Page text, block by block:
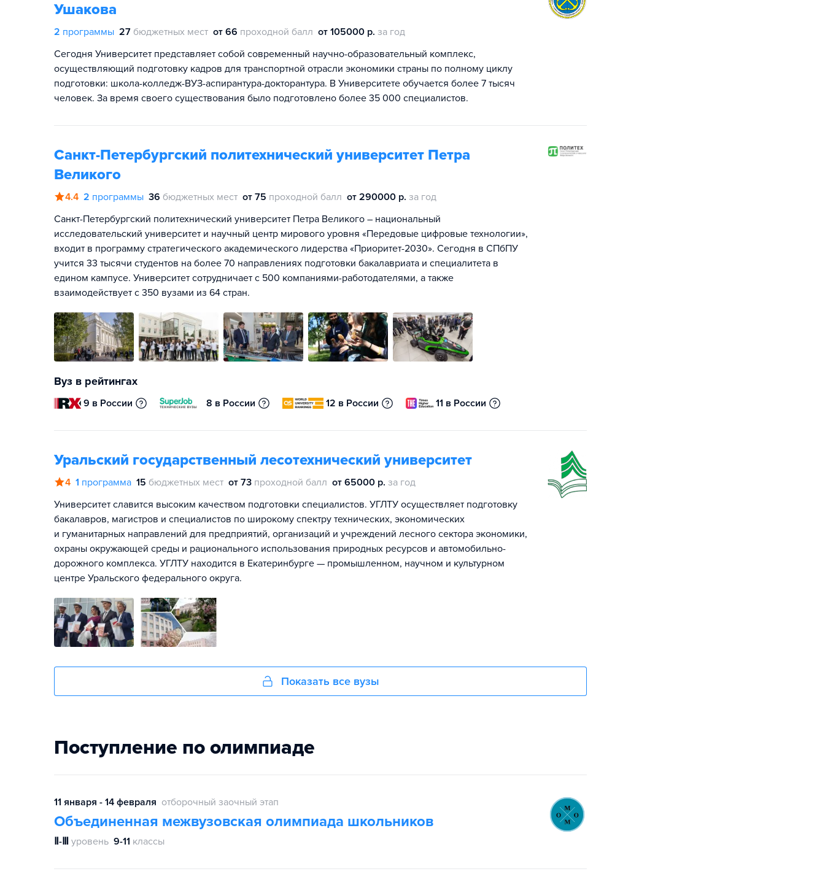
Ушакова
2 программы 27 бюджетных мест от 66 проходной балл от 105000 р. за год
Сегодня Университет представляет собой современный научно-образовательный комплекс,
осуществляющий подготовку кадров для транспортной отрасли экономики страны по полному циклу
подготовки: школа-колледж-ВУЗ-аспирантура-докторантура. В Университете обучается более 7 тысяч
человек. За время своего существования было подготовлено более 35 000 специалистов.
Санкт-Петербургский политехнический университет Петра
Великого
4.4 2 программы 36 бюджетных мест от 75 проходной балл от 290000 р. за год
Санкт-Петербургский политехнический университет Петра Великого – национальный
исследовательский университет и научный центр мирового уровня «Передовые цифровые технологии»,
входит в программу стратегического академического лидерства «Приоритет-2030». Сегодня в СПбПУ
учится 33 тысячи студентов на более 70 направлениях подготовки бакалавриата и специалитета в
едином кампусе. Университет сотрудничает с 500 компаниями-работодателями, а также
взаимодействует с 350 вузами из 64 стран.
Вуз в рейтингах
9 в России 8 в России 12 в России 11 в России
Уральский государственный лесотехнический университет
4 1 программа 15 бюджетных мест от 73 проходной балл от 65000 р. за год
Университет славится высоким качеством подготовки специалистов. УГЛТУ осуществляет подготовку
бакалавров, магистров и специалистов по широкому спектру технических, экономических
и гуманитарных направлений для предприятий, организаций и учреждений лесного сектора экономики,
охраны окружающей среды и рационального использования природных ресурсов и автомобильно-
дорожного комплекса. УГЛТУ находится в Екатеринбурге — промышленном, научном и культурном
центре Уральского федерального округа.
Показать все вузы
Поступление по олимпиаде
11 января - 14 февраля отборочный заочный этап
Объединенная межвузовская олимпиада школьников
Ⅱ-Ⅲ уровень 9-11 классы